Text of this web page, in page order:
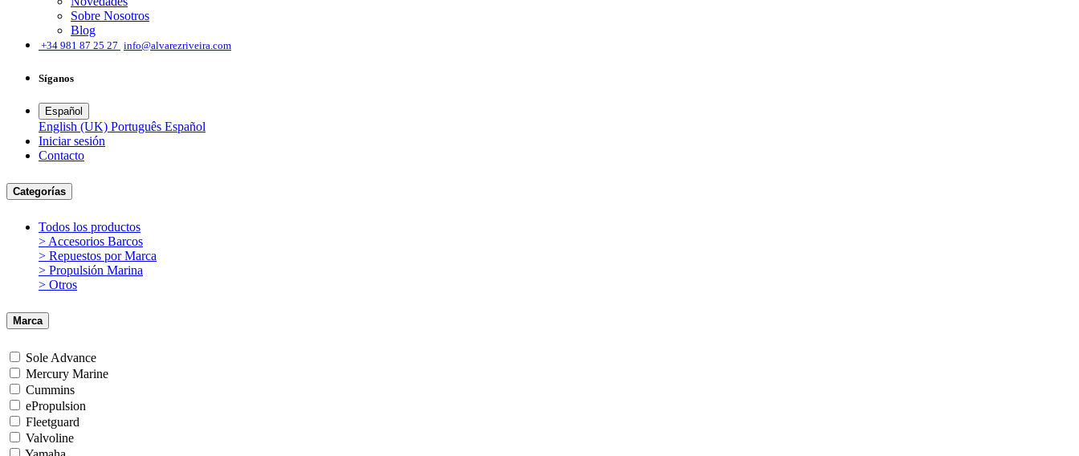
Sobre Nosotros
Blog
+34 981 87 25 27 info@alvarezriveira.com
Síganos
Español
English (UK) Português Español
Iniciar sesión
​Contacto
Categorías
Todos los productos
> Accesorios Barcos
> Repuestos por Marca
> Propulsión Marina
> Otros
Marca
Sole Advance
Mercury Marine
Cummins
ePropulsion
Fleetguard
Valvoline